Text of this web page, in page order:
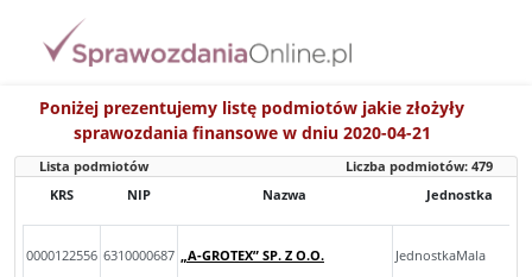
Poniżej prezentujemy listę podmiotów jakie złożyły
sprawozdania finansowe w dniu 2020-04-21
Lista podmiotów Liczba podmiotów: 479
KRS
NIP Nazwa Jednostka
0000122556 6310000687 „A-GROTEX” SP. Z O.O. JednostkaMala